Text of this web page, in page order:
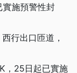
施預警性封
行出口匝道，
，25日起已實施